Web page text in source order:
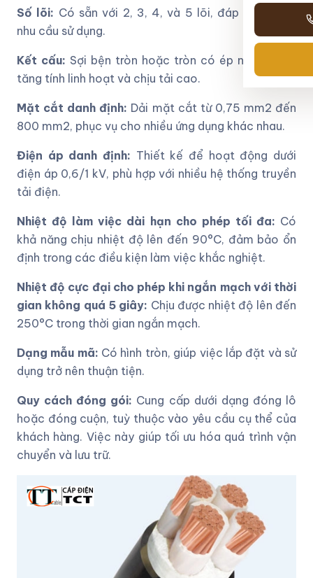
Số lõi: Có sẵn với 2, 3, 4, và 5 lõi, đáp ứng nhiều
nhu cầu sử dụng.
Kết cấu: Sợi bện tròn hoặc tròn có ép nén cấp 2,
tăng tính linh hoạt và chịu tải cao.
Mặt cắt danh định: Dải mặt cắt từ 0,75 mm2 đến
800 mm2, phục vụ cho nhiều ứng dụng khác nhau.
Điện áp danh định: Thiết kế để hoạt động dưới
điện áp 0,6/1 kV, phù hợp với nhiều hệ thống truyền
tải điện.
Nhiệt độ làm việc dài hạn cho phép tối đa: Có
khả năng chịu nhiệt độ lên đến 90°C, đảm bảo ổn
định trong các điều kiện làm việc khắc nghiệt.
Nhiệt độ cực đại cho phép khi ngắn mạch với thời
gian không quá 5 giây: Chịu được nhiệt độ lên đến
250°C trong thời gian ngắn mạch.
Dạng mẫu mã: Có hình tròn, giúp việc lắp đặt và sử
dụng trở nên thuận tiện.
Quy cách đóng gói: Cung cấp dưới dạng đóng lô
hoặc đóng cuộn, tuỳ thuộc vào yêu cầu cụ thể của
khách hàng. Việc này giúp tối ưu hóa quá trình vận
chuyển và lưu trữ.